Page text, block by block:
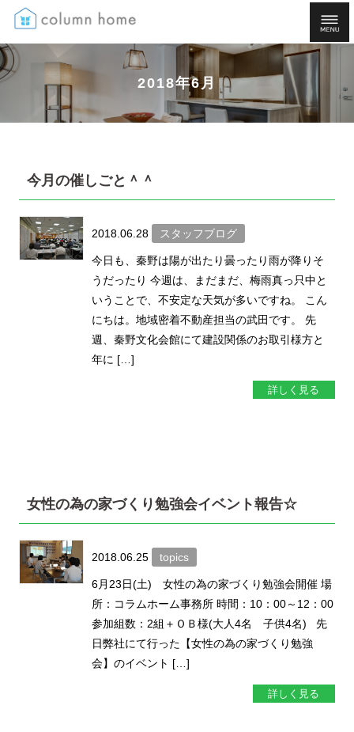
2018年6月
今月の催しごと＾＾
2018.06.28 スタッフブログ
今日も、秦野は陽が出たり曇ったり雨が降りそ
うだったり 今週は、まだまだ、梅雨真っ只中と
いうことで、不安定な天気が多いですね。 こん
にちは。地域密着不動産担当の武田です。 先
週、秦野文化会館にて建設関係のお取引様方と
年に […]
詳しく見る
女性の為の家づくり勉強会イベント報告☆
2018.06.25 topics
6月23日(土) 女性の為の家づくり勉強会開催 場
所：コラムホーム事務所 時間：10：00～12：00
参加組数：2組＋ＯＢ様(大人4名 子供4名) 先
日弊社にて行った【女性の為の家づくり勉強
会】のイベント […]
詳しく見る